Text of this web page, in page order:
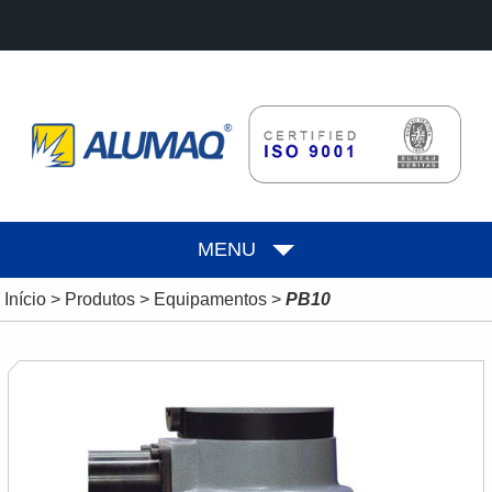
MENU
Início> Produtos> Equipamentos> PB10